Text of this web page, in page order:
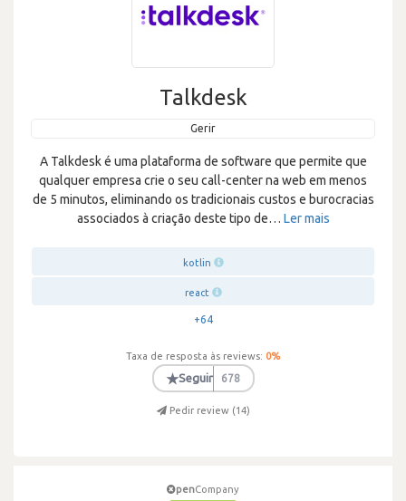
Talkdesk
Gerir
A Talkdesk é uma plataforma de software que permite que
qualquer empresa crie o seu call-center na web em menos
de 5 minutos, eliminando os tradicionais custos e burocracias
associados à criação deste tipo de… Ler mais
kotlin
react
+64
Taxa de resposta às reviews: 0%
★Seguir 678
Pedir review (14)
penCompany